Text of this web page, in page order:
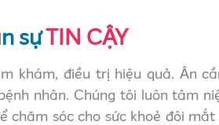
sự TIN CẬY
khám, điều trị hiệu quả. Ân
nhân. Chúng tôi luôn tâm
chăm sóc cho sức khoẻ đôi mắt